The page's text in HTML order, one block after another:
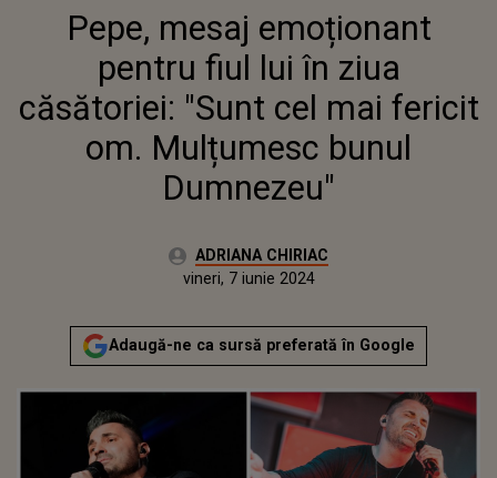
PENTRU FIUL LUI ÎN ZIUA
CĂSĂTORIEI: "SUNT CEL MAI
FERICIT OM. MULȚUMESC
BUNUL DUMNEZEU"
Pepe, mesaj emoționant
pentru fiul lui în ziua
căsătoriei: "Sunt cel mai fericit
om. Mulțumesc bunul
Dumnezeu"
Autor:ADRIANA CHIRIAC
Actualizat:
vineri, 7 iunie 2024
Adaugă-ne ca sursă preferată în Google